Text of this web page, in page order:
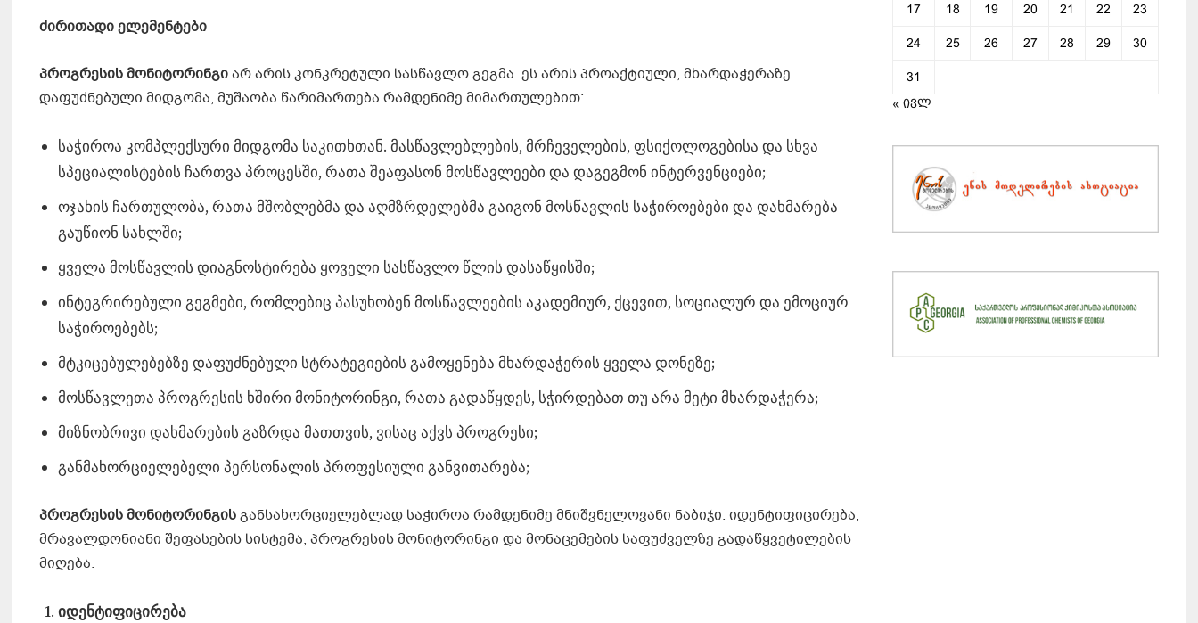
ძირითადიელემენტები
პროგრესის მონიტორინგიარ არის კონკრეტული სასწავლო გეგმა. ეს არის პროაქტიული, მხარდაჭერაზე
დაფუძნებული მიდგომა, მუშაობა წარიმართება რამდენიმე მიმართულებით:
საჭიროა კომპლექსური მიდგომა საკითხთან. მასწავლებლების, მრჩეველების, ფსიქოლოგებისა და სხვა
სპეციალისტების ჩართვა პროცესში, რათა შეაფასონ მოსწავლეები და დაგეგმონ ინტერვენციები;
ოჯახის ჩართულობა, რათა მშობლებმა და აღმზრდელებმა გაიგონ მოსწავლის საჭიროებები და დახმარება
გაუწიონ სახლში;
ყველა მოსწავლის დიაგნოსტირება ყოველი სასწავლო წლის დასაწყისში;
ინტეგრირებული გეგმები, რომლებიც პასუხობენ მოსწავლეების აკადემიურ, ქცევით, სოციალურ და ემოციურ
საჭიროებებს;
მტკიცებულებებზე დაფუძნებული სტრატეგიების გამოყენება მხარდაჭერის ყველა დონეზე;
მოსწავლეთა პროგრესის ხშირი მონიტორინგი, რათა გადაწყდეს, სჭირდებათ თუ არა მეტი მხარდაჭერა;
მიზნობრივი დახმარების გაზრდა მათთვის, ვისაც აქვს პროგრესი;
განმახორციელებელი პერსონალის პროფესიული განვითარება;
პროგრესის მონიტორინგისგანსახორციელებლად საჭიროა რამდენიმე მნიშვნელოვანი ნაბიჯი: იდენტიფიცირება,
მრავალდონიანი შეფასების სისტემა, პროგრესის მონიტორინგი და მონაცემების საფუძველზე გადაწყვეტილების
მიღება.
იდენტიფიცირება
17 18 19 20 21 22 23
24 25 26 27 28 29 30
31
« ივლ